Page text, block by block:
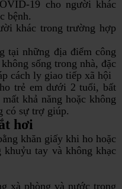
19 cho người khác
bệnh.
khác trong trường hợp
tại những địa điểm công
sống trong nhà, đặc
cách ly giao tiếp xã hội
trẻ em dưới 2 tuổi, bất
khả năng hoặc không
có sự trợ giúp.
hơi
khăn giấy khi ho hoặc
tay và không khạc
xà phòng và nước trong